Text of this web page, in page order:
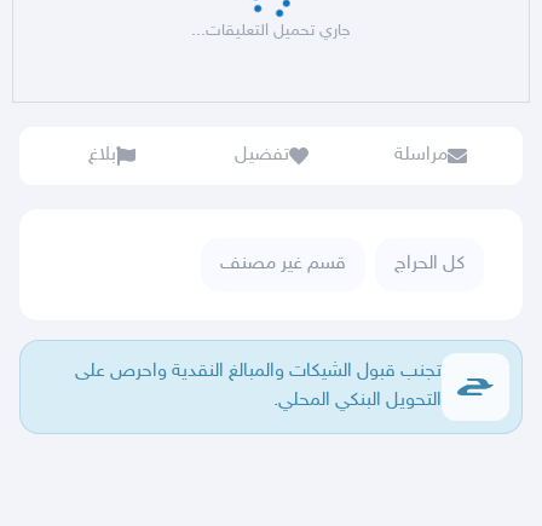
جاري تحميل التعليقات...
مراسلة تفضيل بلاغ
كل الحراج قسم غير مصنف
تجنب قبول الشيكات والمبالغ النقدية واحرص على
التحويل البنكي المحلي.